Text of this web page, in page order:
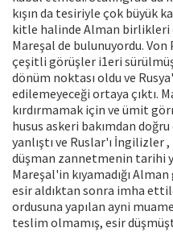
kışın da tesiriyle çok büyük
kitle halinde Alman birlikleri
Mareşal de bulunuyordu.
çeşitli görüşler i1eri
dönüm noktası oldu ve
edilemeyeceği ortaya çıktı.
kırdırmamak için ve ümit
husus askeri bakımdan
yanlıştı ve Ruslar'ı İngilizler
düşman zannetmenin tarihi
Mareşal'in kıyamadığı
esir aldıktan sonra imha
ordusuna yapılan ayni
teslim olmamış, esir